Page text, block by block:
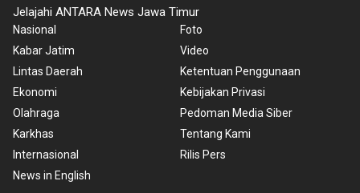
Jelajahi ANTARA News Jawa Timur
Nasional
Kabar Jatim
Lintas Daerah
Ekonomi
Olahraga
Karkhas
Internasional
News in English
Foto
Video
Ketentuan Penggunaan
Kebijakan Privasi
Pedoman Media Siber
Tentang Kami
Rilis Pers